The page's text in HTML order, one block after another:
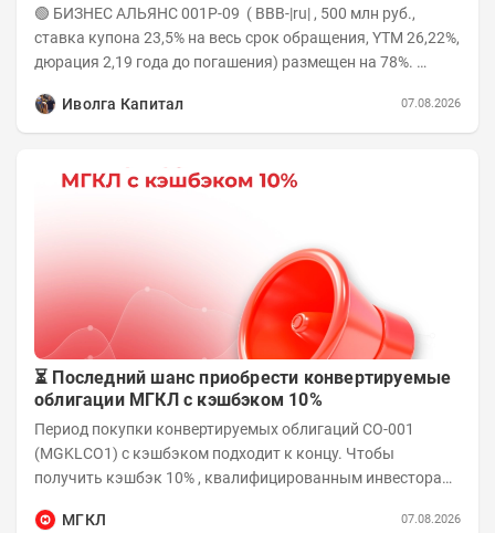
🟢 БИЗНЕС АЛЬЯНС 001P-09 ( BBB-|ru| , 500 млн руб.,
ставка купона 23,5% на весь срок обращения, YTM 26,22%,
дюрация 2,19 года до погашения) размещен на 78%.
Иволга Капитал
07.08.2026
⏳ Последний шанс приобрести конвертируемые
облигации МГКЛ с кэшбэком 10%
Период покупки конвертируемых облигаций СО-001
(MGKLCO1) с кэшбэком подходит к концу. Чтобы
получить кэшбэк 10% , квалифицированным инвесторам
МГКЛ
07.08.2026